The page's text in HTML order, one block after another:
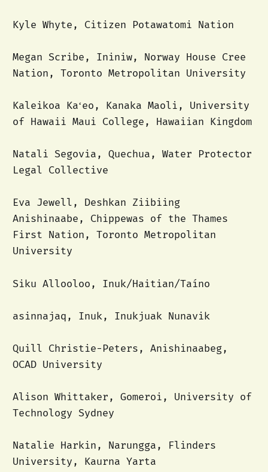
Kyle Whyte, Citizen Potawatomi Nation
Megan Scribe, Ininiw, Norway House Cree
Nation, Toronto Metropolitan University
Kaleikoa Kaʻeo, Kanaka Maoli, University
of Hawaii Maui College, Hawaiian Kingdom
Natali Segovia, Quechua, Water Protector
Legal Collective
Eva Jewell, Deshkan Ziibiing
Anishinaabe, Chippewas of the Thames
First Nation, Toronto Metropolitan
University
Siku Allooloo, Inuk/Haitian/Taíno
asinnajaq, Inuk, Inukjuak Nunavik
Quill Christie-Peters, Anishinaabeg,
OCAD University
Alison Whittaker, Gomeroi, University of
Technology Sydney
Natalie Harkin, Narungga, Flinders
University, Kaurna Yarta